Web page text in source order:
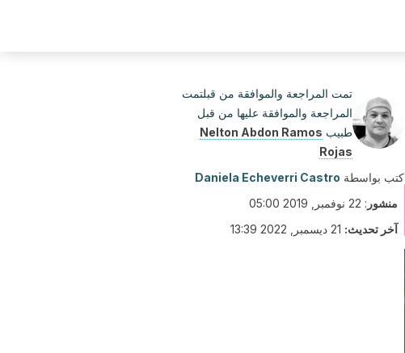
تمت المراجعة والموافقة من قبلتمت
المراجعة والموافقة عليها من قبل
طبيب Nelton Abdon Ramos
Rojas
كتب بواسطة Daniela Echeverri Castro
منشور : 22 نوفمبر, 2019 05:00
آخر تحديث: 21 ديسمبر, 2022 13:39